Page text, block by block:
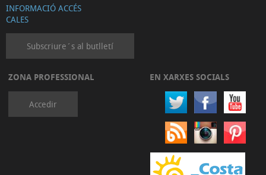
INFORMACIÓ ACCÉS
CALES
Subscriure´s al butlletí
ZONA PROFESSIONAL
Accedir
EN XARXES SOCIALS